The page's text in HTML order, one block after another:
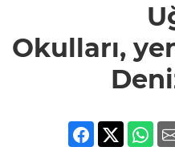
Okulları,